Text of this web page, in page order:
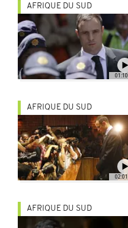
01:10
AFRIQUE DU SUD
02:01
AFRIQUE DU SUD
AFRIQUE DU SUD